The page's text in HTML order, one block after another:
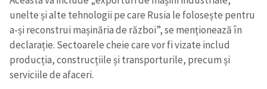
unelte și alte tehnologii pe care Rusia le folosește pentru
a-și reconstrui mașinăria de război”, se menționează în
declarație. Sectoarele cheie care vor fi vizate includ
producția, construcțiile și transporturile, precum și
serviciile de afaceri.